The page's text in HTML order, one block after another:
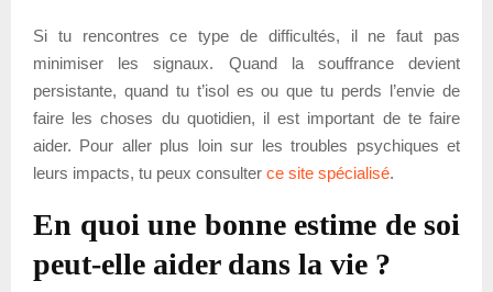
Si tu rencontres ce type de difficultés, il ne faut pas
minimiser les signaux. Quand la souffrance devient
persistante, quand tu t’isol es ou que tu perds l’envie de
faire les choses du quotidien, il est important de te faire
aider. Pour aller plus loin sur les troubles psychiques et
leurs impacts, tu peux consulter ce site spécialisé.
En quoi une bonne estime de soi
peut-elle aider dans la vie ?